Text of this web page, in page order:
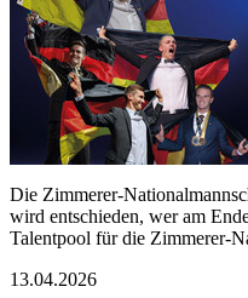
Die Zimmerer-
wird entschieden, wer am
Talentpool für die Zimmerer-
13.04.2026